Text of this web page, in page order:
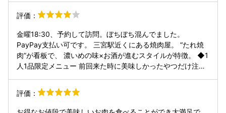
ビンバはとても美味しかったです！ 店員さんはすごく笑顔で
たです！ 店内喫煙も可能なので、喫煙者の方には ありがた
いお店。
と高価な料理を何度も頼むとだんだん到着が遅くなるように
感じていたので ）快適に食事ができました。 その他の料理
もスマホからの注文となり、わざわざ店員さんを呼ばなくて
も良いので気を使わなくて良い点も良かったです。 肉質も何
度かおかわりしても変わることなくサシがしっかり入ったお
肉が提供されました。 3時間食べ放題だったのですが、2時
評価：
金曜18:30、予約して訪問。ぼちぼち混んでました。
PayPay支払い可です。 三宮駅近くにある焼肉屋。 “たれ焼
肉”が看板で、 濃いめの味×お酒が進むスタイルが特徴。 ◆1
人1品限定メニュー 前回来た時に美味しかったやつだけ注
が気持ちいい♡ 噛むほどにじんわり旨み出てくるタイプ◎
・センマイ刺し 柔らかいセンマイに、 甘辛コクのあるサム
ジャンがしっかり絡む◎ さっぱりしてるのに味はちゃんと濃
評価：